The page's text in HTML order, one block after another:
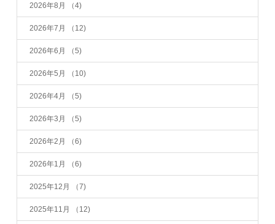
2026年8月 （4)
2026年7月 （12)
2026年6月 （5)
2026年5月 （10)
2026年4月 （5)
2026年3月 （5)
2026年2月 （6)
2026年1月 （6)
2025年12月 （7)
2025年11月 （12)